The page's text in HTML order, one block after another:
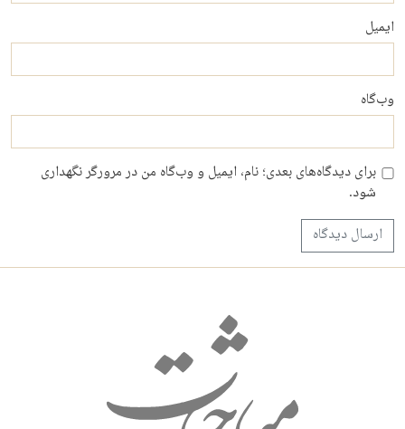
ایمیل
وب‌گاه
برای دیدگاه‌های بعدی؛ نام، ایمیل و وب‌گاه من در مرورگر نگهداری
شود.